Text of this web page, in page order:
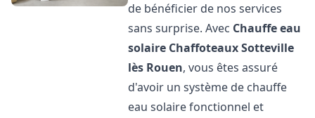
de bénéficier de nos services
sans surprise. Avec Chauffe eau
solaire ChaffoteauxSotteville
lès Rouen, vous êtes assuré
d'avoir un système de chauffe
eau solaire fonctionnel et